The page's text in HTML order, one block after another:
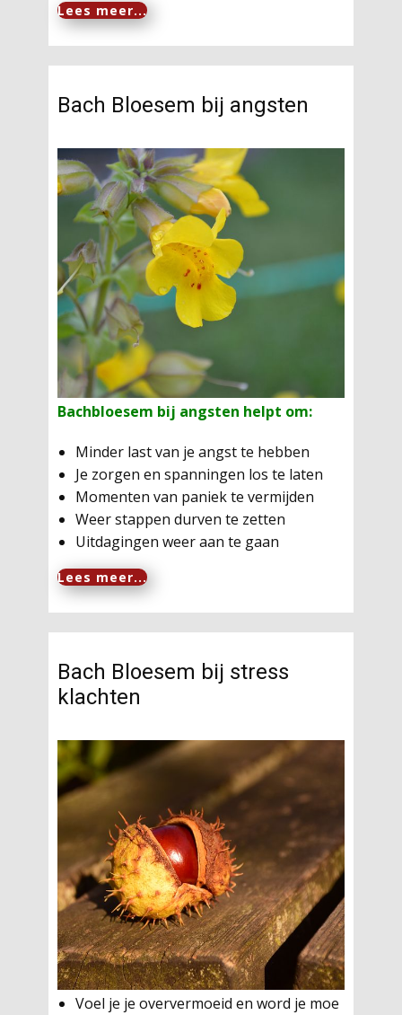
Lees meer...
Bach Bloesem bij angsten
Bachbloesem bij angsten helpt om:
Minder last van je angst te hebben
Je zorgen en spanningen los te laten
Momenten van paniek te vermijden
Weer stappen durven te zetten
Uitdagingen weer aan te gaan
Lees meer...
Bach Bloesem bij stress
klachten
Voel je je oververmoeid en word je moe